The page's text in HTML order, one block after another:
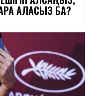
АЛАСЫЗ БА?